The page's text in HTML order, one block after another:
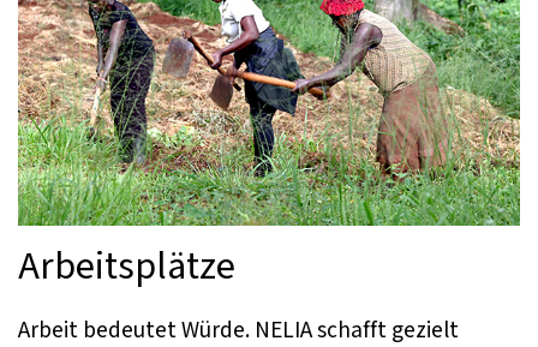
Arbeitsplätze
Arbeit bedeutet Würde. NELIA schafft gezielt